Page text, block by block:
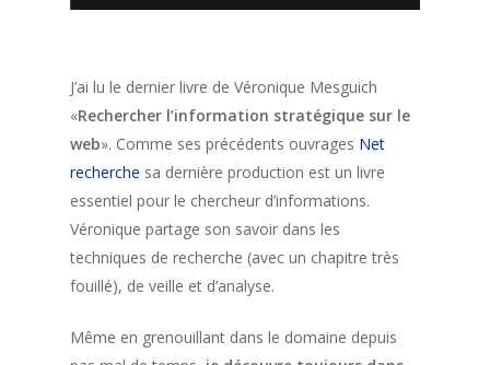
J’ai lu le dernier livre de Véronique Mesguich
«Rechercher l’information stratégique sur le
web». Comme ses précédents ouvrages Net
recherche sa dernière production est un livre
essentiel pour le chercheur d’informations.
Véronique partage son savoir dans les
techniques de recherche (avec un chapitre très
fouillé), de veille et d’analyse.
Même en grenouillant dans le domaine depuis